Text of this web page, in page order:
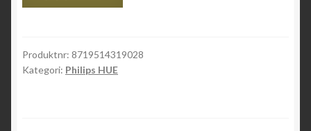
Produktnr: 8719514319028
Kategori: Philips HUE